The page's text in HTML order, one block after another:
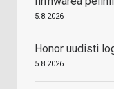
5.8.2026
Honor uudisti
5.8.2026